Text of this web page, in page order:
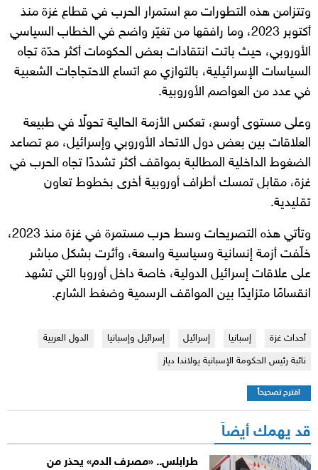
وتتزامن هذه التطورات مع استمرار الحرب في قطاع غزة منذ
أكتوبر 2023، وما رافقها من تغيّر واضح في الخطاب السياسي
الأوروبي، حيث باتت انتقادات بعض الحكومات أكثر حدّة تجاه
السياسات الإسرائيلية، بالتوازي مع اتساع الاحتجاجات الشعبية
في عدد من العواصم الأوروبية.
وعلى مستوى أوسع، تعكس الأزمة الحالية تحولًا في طبيعة
العلاقات بين بعض دول الاتحاد الأوروبي وإسرائيل، مع تصاعد
الضغوط الداخلية المطالبة بمواقف أكثر تشددًا تجاه الحرب في
غزة، مقابل تمسك أطراف أوروبية أخرى بخطوط تعاون
تقليدية.
وتأتي هذه التصريحات وسط حرب مستمرة في غزة منذ 2023،
خلّفت أزمة إنسانية وسياسية واسعة، وأثرت بشكل مباشر
على علاقات إسرائيل الدولية، خاصة داخل أوروبا التي تشهد
انقسامًا متزايدًا بين المواقف الرسمية وضغط الشارع.
أحداث غزة إسبانيا إسرائيل إسرائيل وإسبانيا
الدول العربية
نائبة رئيس الحكومة الإسبانية يولاندا دياز
اقترح تصحيحاً
قد يهمك أيضاً
طرابلس.. «مصرف الدم» يحذر من